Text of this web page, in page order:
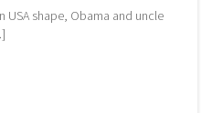
USA shape, Obama and uncle